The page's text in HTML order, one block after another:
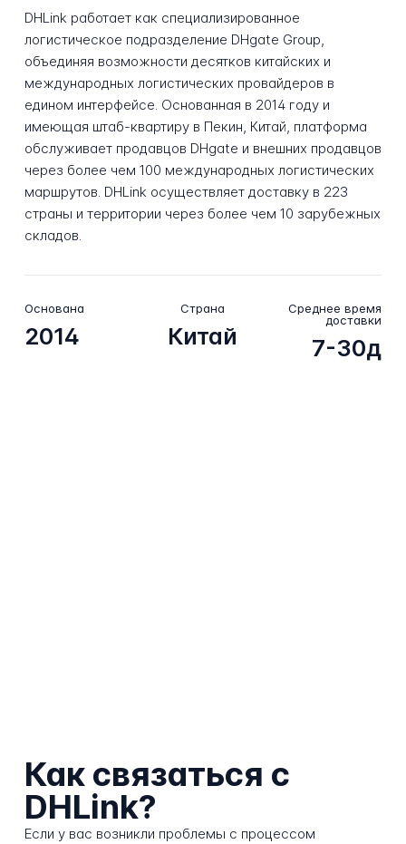
DHLink работает как специализированное
логистическое подразделение DHgate Group,
объединяя возможности десятков китайских и
международных логистических провайдеров в
едином интерфейсе. Основанная в 2014 году и
имеющая штаб-квартиру в Пекин, Китай, платформа
обслуживает продавцов DHgate и внешних продавцов
через более чем 100 международных логистических
маршрутов. DHLink осуществляет доставку в 223
страны и территории через более чем 10 зарубежных
складов.
Основана
2014
Страна
Китай
Среднее время
доставки
7-30д
Как связаться с
DHLink?
Если у вас возникли проблемы с процессом